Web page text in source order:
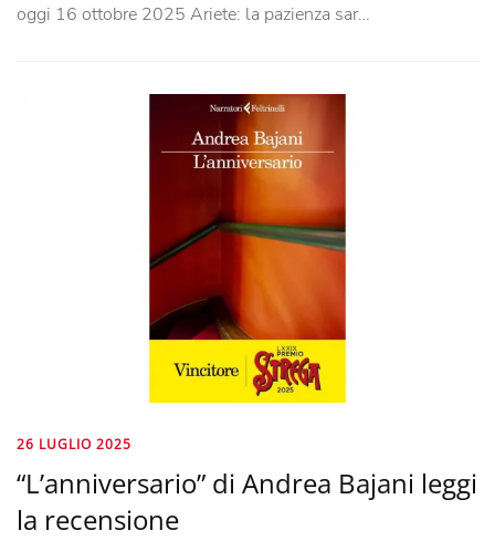
oggi 16 ottobre 2025 Ariete: la pazienza sar…
26 LUGLIO 2025
“L’anniversario” di Andrea Bajani leggi
la recensione